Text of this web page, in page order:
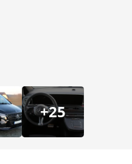
+25